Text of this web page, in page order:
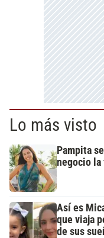
Lo más visto
Pampita
negocio
Así es
que viaja
de sus